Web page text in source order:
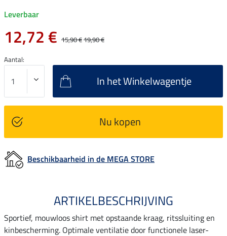
Leverbaar
12,72 € 15,90 €19,90 €
Aantal:
In het Winkelwagentje
Nu kopen
Beschikbaarheid in de MEGA STORE
ARTIKELBESCHRIJVING
Sportief, mouwloos shirt met opstaande kraag, ritssluiting en
kinbescherming. Optimale ventilatie door functionele laser-